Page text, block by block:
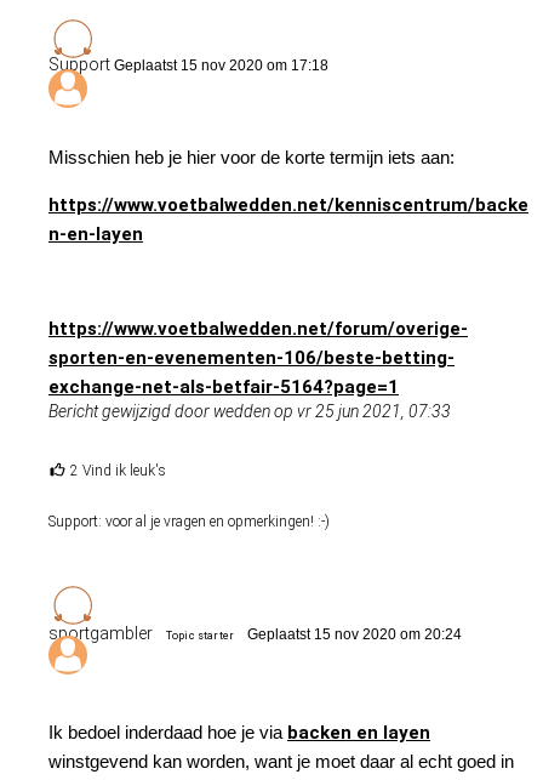
Support Geplaatst 15 nov 2020 om 17:18
Misschien heb je hier voor de korte termijn iets aan:
https://www.voetbalwedden.net/kenniscentrum/backe
n-en-layen
https://www.voetbalwedden.net/forum/overige-
sporten-en-evenementen-106/beste-betting-
exchange-net-als-betfair-5164?page=1
Bericht gewijzigd door wedden op vr 25 jun 2021, 07:33
2 Vind ik leuk's
Support: voor al je vragen en opmerkingen! :-)
sportgambler Topic starter Geplaatst 15 nov 2020 om 20:24
Ik bedoel inderdaad hoe je via backen en layen
winstgevend kan worden, want je moet daar al echt goed in